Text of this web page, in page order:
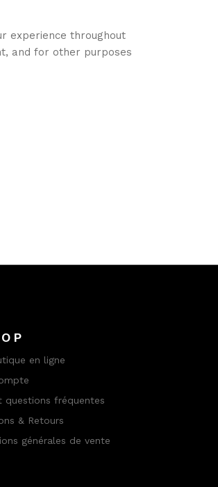
experience throughout
and for other purposes
en ligne
questions fréquentes
& Retours
générales de vente